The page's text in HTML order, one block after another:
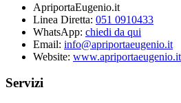
ApriportaEugenio.it
Linea Diretta: 051 0910433
WhatsApp: chiedi da qui
Email: info@apriportaeugenio.it
Website: www.apriportaeugenio.it
Servizi